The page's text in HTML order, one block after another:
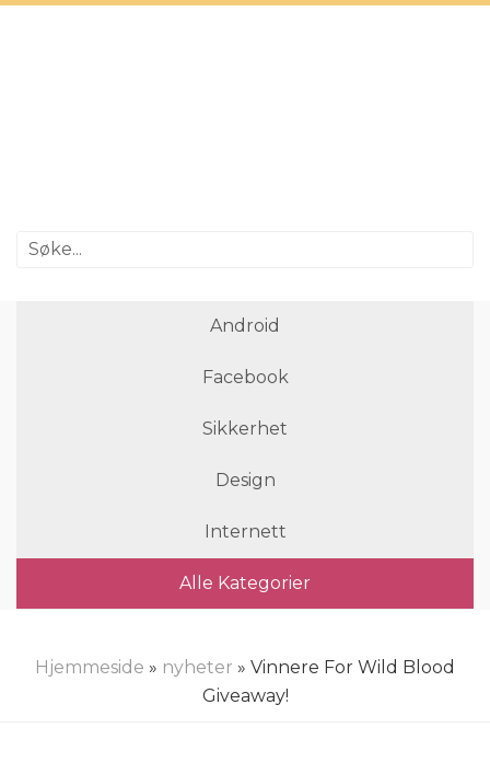
Android
Facebook
Sikkerhet
Design
Internett
Alle Kategorier
Hjemmeside » nyheter » Vinnere For Wild Blood
Giveaway!